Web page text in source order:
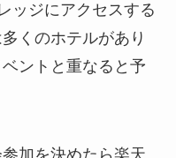
ッジにアクセスする
くのホテルがあり
ントと重なると予